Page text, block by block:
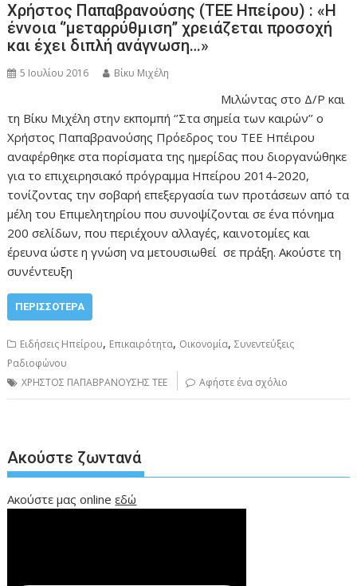
Χρήστος Παπαβρανούσης (ΤΕΕ Ηπείρου) : «Η
έννοια ‘’μεταρρύθμιση’’ χρειάζεται προσοχή
και έχει διπλή ανάγνωση…»
5 Ιουλίου 2016 Βίκυ Μιχέλη
Μιλώντας στο Δ/Ρ και
τη Βίκυ Μιχέλη στην εκπομπή ‘’Στα σημεία των καιρών’’ ο
Χρήστος Παπαβρανούσης Πρόεδρος του ΤΕΕ Ηπέιρου
αναφέρθηκε στα πορίσματα της ημερίδας που διοργανώθηκε
για το επιχειρησιακό πρόγραμμα Ηπείρου 2014-2020,
τονίζοντας την σοβαρή επεξεργασία των προτάσεων από τα
μέλη του Επιμελητηρίου που συνοψίζονται σε ένα πόνημα
200 σελίδων, που περιέχουν αλλαγές, καινοτομίες και
έρευνα ώστε η γνώση να μετουσιωθεί σε πράξη. Ακούστε τη
συνέντευξη
ΠΕΡΙΣΣΌΤΕΡΑ
Ειδήσεις Ηπείρου, Επικαιρότητα, Οικονομία,Συνεντεύξεις
Ραδιοφώνου
ΧΡΗΣΤΟΣ ΠΑΠΑΒΡΑΝΟΥΣΗΣ ΤΕΕ
Αφήστε ένα σχόλιο
Ακούστε ζωντανά
Ακούστε μας onlineεδώ